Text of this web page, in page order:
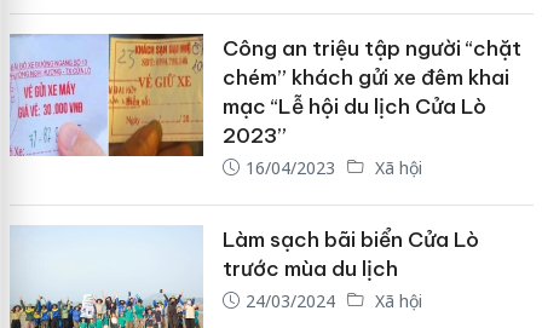
Công an triệu tập người “chặt
chém” khách gửi xe đêm khai
mạc “Lễ hội du lịch Cửa Lò
2023”
16/04/2023 Xã hội
Làm sạch bãi biển Cửa Lò
trước mùa du lịch
24/03/2024 Xã hội